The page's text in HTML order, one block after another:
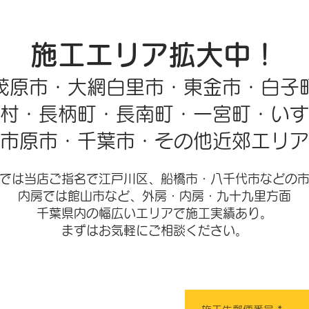
施工エリア拡大中！
原市・大網白里市・東金市・白子町
・長柄町・長南町・一宮町・い
市原市・千葉市・その他近郊エリア
は当店ご指名で江戸川区、船橋市・八千代市などの
内房では館山市など、 外房・内房・九十九里方面​
千葉県内の幅広いエリアで施工実績あり。
​まずはお気軽にご相談ください。